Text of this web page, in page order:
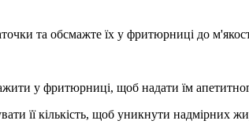
та обсмажте їх у фритюрниці до
у фритюрниці, щоб надати їм
її кількість, щоб уникнути надмірних